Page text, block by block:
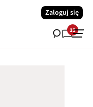
Zaloguj się
13